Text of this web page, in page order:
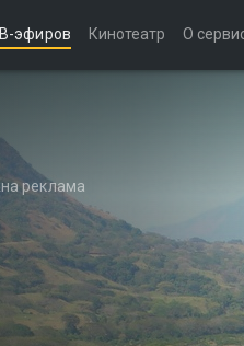
эфиров Кинотеатр О
реклама